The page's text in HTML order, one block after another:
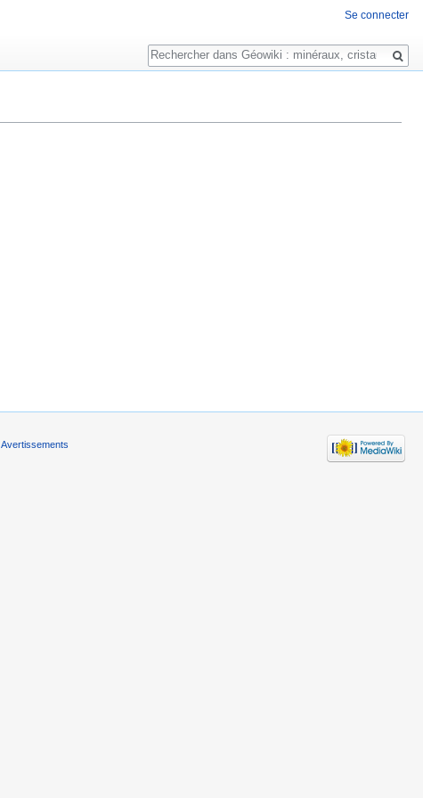
Se connecter
Rechercher
Avertissements